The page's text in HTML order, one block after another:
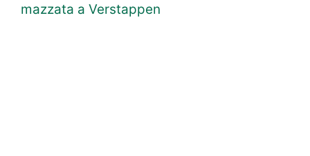
mazzata a Verstappen